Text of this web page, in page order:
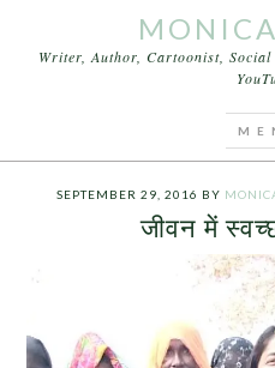
Writer, Author, Cartoonist,
SEPTEMBER 29, 2016 BY
जीवन में